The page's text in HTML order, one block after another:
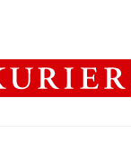
PolitikWirtschaft